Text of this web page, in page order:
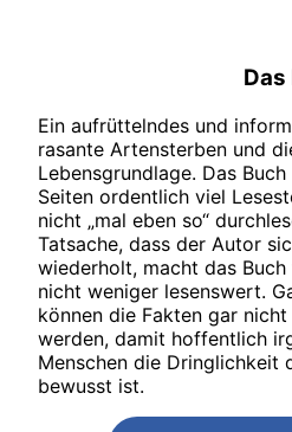
Das
Ein aufrüttelndes und
rasante Artensterben und
Lebensgrundlage. Das
Seiten ordentlich viel
nicht „mal eben so“
Tatsache, dass der Autor
wiederholt, macht das
nicht weniger lesenswert.
können die Fakten gar
werden, damit hoffentlich
Menschen die Dringlichkeit
bewusst ist.